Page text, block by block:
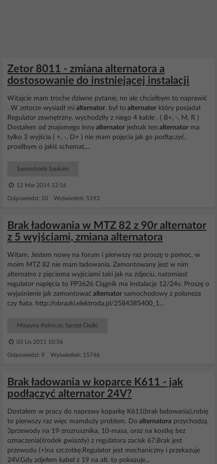
Zetor 8011 - zmiana alternatora a
dostosowanie do instniejącej instalacji
Witajcie mam troche dziwne pytanie, no ale chciałbym to naprawić
. W zetorze wysiadł mi alternator. był to alternator który posiadał
Regulator zewnętrzny. wychodziły z niego 4 kable . ( B+, -, M, R )
Dostałem od znajomego inny alternator jednak ten alternator ma
tylko 3 wyjścia ( +, -, D+ ) nie mam pojęcia jak go podłączyć,
prosiłbym o jakiś schemat,...
Samochody Szukam
12 Mar 2014 12:16
Odpowiedzi: 10 Wyświetleń: 5193
Brak ładowania w MTZ 82 z 90r alternator
z 5 wyjściami, zmiana alternatora
Witam, Jestem nowy na forum i pierwszy raz proszę o pomoc, w
moim MTZ 82 nie mam ładowania. Zamontowany jest w nim
alternatro z pięcioma wyjściami taki jak na zdjeciu, natomiast
regulator napięcia to PP3626 Ciągnik ma instalacje 12/24v. Proszę o
wyjaśnienie jak zamontować alternator samochodowy z poloneza
czy fiata. http://obrazki.elektroda.pl/2584385400_1...
Maszyny Rolnicze, Sprzęt Ciężki
03 Lis 2011 10:56
Odpowiedzi: 9 Wyświetleń: 15746
Brak ładowania w koparce K611 - jak
podłączyć alternator 24V?
Dostałem w pracy do naprawy koparkę K611(brak ładowania),robię
to pierwszy raz więc mamduży problem. Do alternatora przychodzą
3przewody na 19-zrozrusznika, 10-masa, oraz na kostkę bez
oznaczenia(środek gwiazdy) z regulatora zacisk 67.Brak jest
przewodu (+)na szczotkę.Regulator jest mechaniczny i przekazuje
24V.Gdy zdjełem kabel z 19 na alt. to pokazuje...